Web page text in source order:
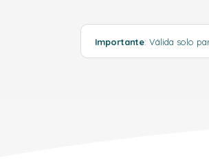
Importante: Válida solo